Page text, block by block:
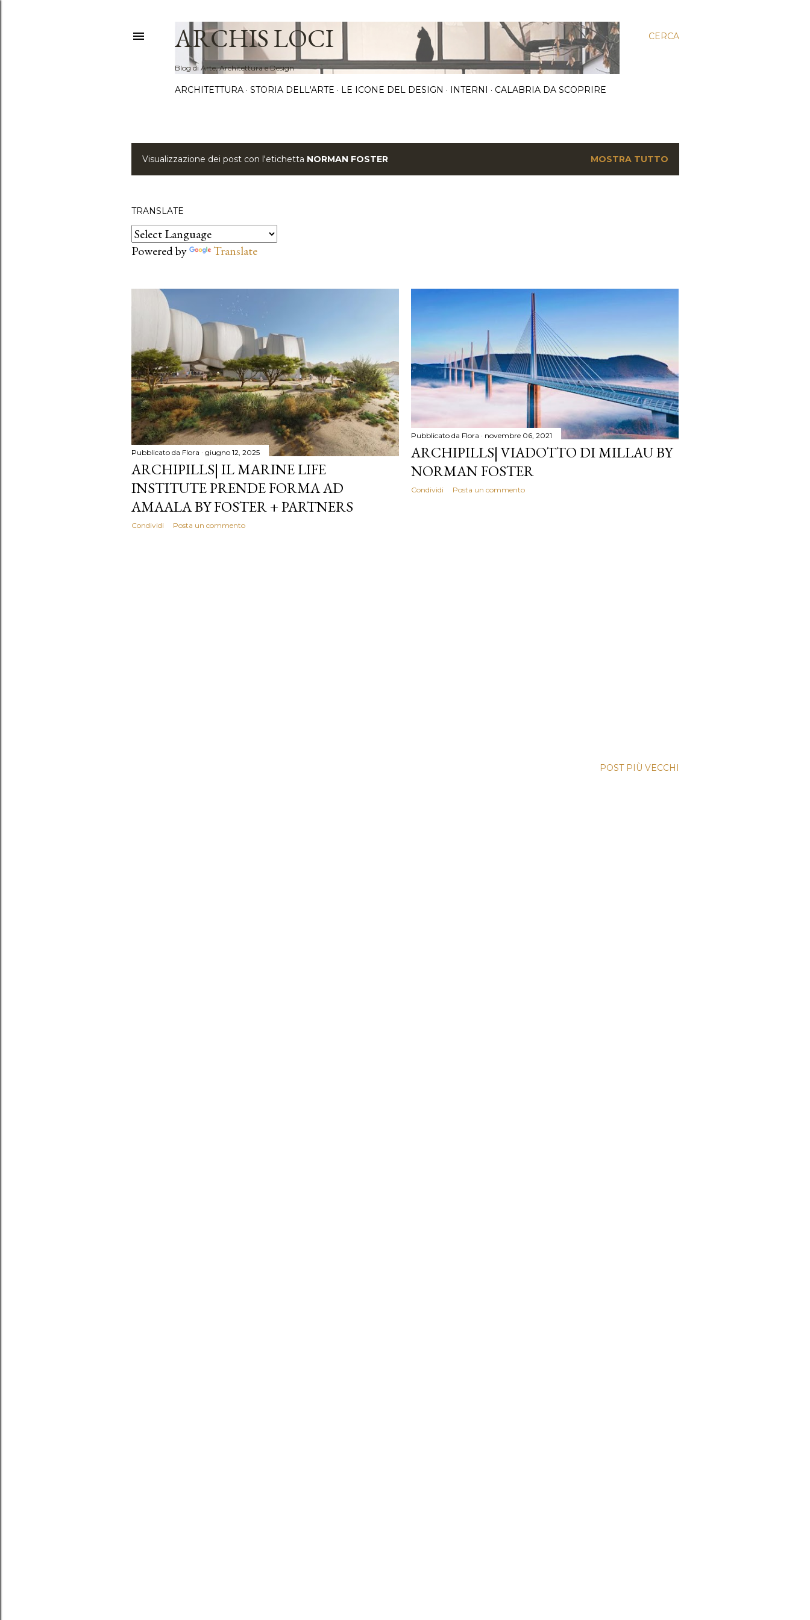
CERCA
ARCHIS LOCI
Blog di Arte, Architettura e Design
ARCHITETTURA STORIA DELL'ARTE LE ICONE DEL DESIGN INTERNI CALABRIA DA SCOPRIRE
P
s
t
Visualizzazione dei post con l'etichetta NORMAN FOSTER MOSTRA TUTTO
TRANSLATE
Powered by Translate
Pubblicato da Flora giugno 12, 2025
ARCHIPILLS| IL MARINE LIFE
INSTITUTE PRENDE FORMA AD
AMAALA BY FOSTER + PARTNERS
Condividi Posta un commento
Pubblicato da Flora novembre 06, 2021
ARCHIPILLS| VIADOTTO DI MILLAU BY
NORMAN FOSTER
Condividi Posta un commento
POST PIÙ VECCHI